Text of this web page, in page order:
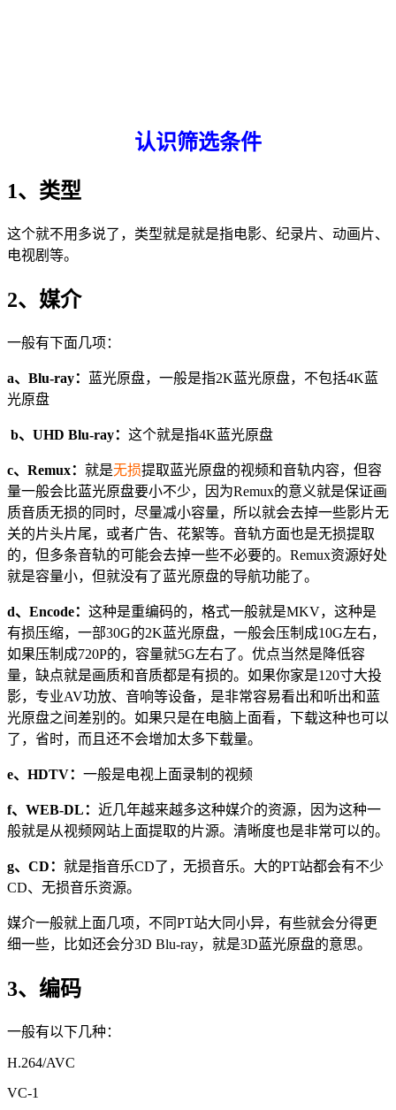
认识筛选条件
1、类型
这个就不用多说了，类型就是就是指电影、纪录片、动画片、
电视剧等。
2、媒介
一般有下面几项：
a、Blu-ray：
蓝光原盘，一般是指2K蓝光原盘，不包括4K蓝
光原盘
b、UHD Blu-ray： 这个就是指4K蓝光原盘
c、Remux： 就是无损提取蓝光原盘的视频和音轨内容，但容
量一般会比蓝光原盘要小不少，因为Remux的意义就是保证画
质音质无损的同时，尽量减小容量，所以就会去掉一些影片无
关的片头片尾，或者广告、花絮等。音轨方面也是无损提取
的，但多条音轨的可能会去掉一些不必要的。Remux资源好处
就是容量小，但就没有了蓝光原盘的导航功能了。
d、Encode： 这种是重编码的，格式一般就是MKV，这种是
有损压缩，一部30G的2K蓝光原盘，一般会压制成10G左右，
如果压制成720P的，容量就5G左右了。优点当然是降低容
量，缺点就是画质和音质都是有损的。如果你家是120寸大投
影，专业AV功放、音响等设备，是非常容易看出和听出和蓝
光原盘之间差别的。如果只是在电脑上面看，下载这种也可以
了，省时，而且还不会增加太多下载量。
e、HDTV： 一般是电视上面录制的视频
f、WEB-DL： 近几年越来越多这种媒介的资源，因为这种一
般就是从视频网站上面提取的片源。清晰度也是非常可以的。
g、CD： 就是指音乐CD了，无损音乐。大的PT站都会有不少
CD、无损音乐资源。
媒介一般就上面几项，不同PT站大同小异，有些就会分得更
细一些，比如还会分3D Blu-ray，就是3D蓝光原盘的意思。
3、编码
一般有以下几种：
H.264/AVC
VC-1